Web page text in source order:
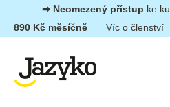
Přeskočit➡︎ Neomezený přístup ke
890 Kč měsíčně
Víc o členství